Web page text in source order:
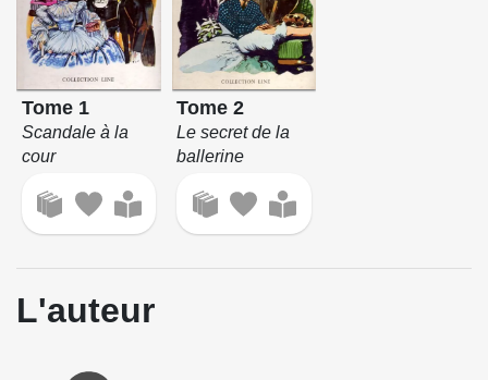
Tome 1
Scandale à la
cour
Tome 2
Le secret de la
ballerine
L'auteur